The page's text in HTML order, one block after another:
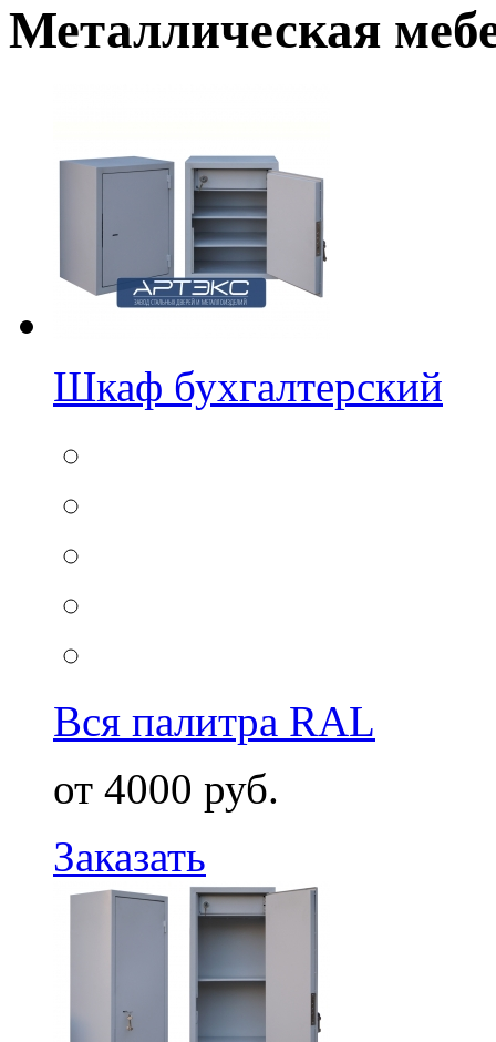
Металлическая
Шкаф бухгалтерский
Вся палитра RAL
от 4000 руб.
Заказать